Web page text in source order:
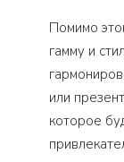
Помимо
гамму и
или
которое